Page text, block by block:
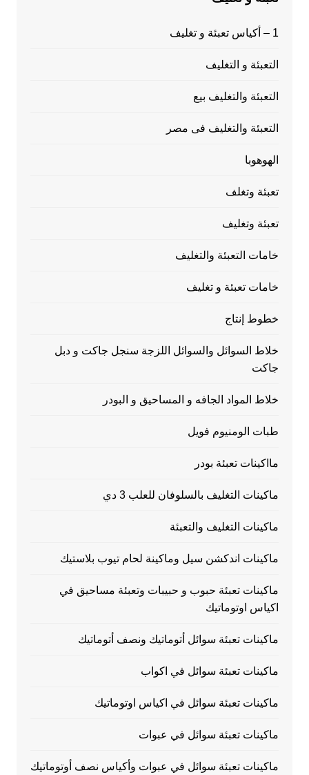
1 – أكياس تعبئة و تغليف
التعبئة و التغليف
التعبئة والتغليف بيع
التعبئة والتغليف فى مصر
الهوهوبا
تعبئة وتغلف
تعبئة وتغليف
خامات التعبئة والتغليف
خامات تعبئة و تغليف
خطوط إنتاج
خلاط السوائل والسوائل اللزجة سنجل جاكت و دبل
جاكت
خلاط المواد الجافه و المساحيق و البودر
طبات الومنيوم فويل
مااكينات تعبئة بودر
ماكينات التغليف بالسلوفان للعلب 3 دي
ماكينات التغليف والتعبئة
ماكينات اندكشن سيل وماكينة لحام تيوب بلاستيك
ماكينات تعبئة حبوب و حبيبات وتعبئة مساحيق في
اكياس اوتوماتيك
ماكينات تعبئة سوائل أتوماتيك ونصف أتوماتيك
ماكينات تعبئة سوائل في اكواب
ماكينات تعبئة سوائل في اكياس اوتوماتيك
ماكينات تعبئة سوائل في عبوات
ماكينات تعبئة سوائل في عبوات وأكياس نصف أوتوماتيك